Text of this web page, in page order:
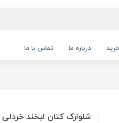
درباره ما تماس با ما
شلوارک کتان لبخند خردلی